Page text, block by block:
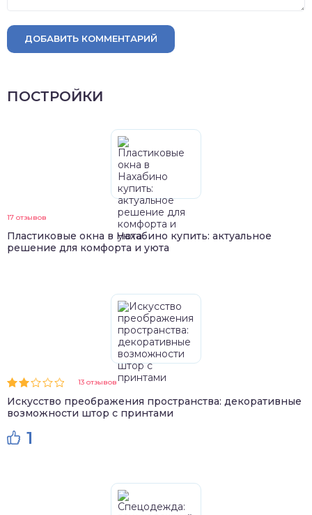
ДОБАВИТЬ КОММЕНТАРИЙ
ПОСТРОЙКИ
17 отзывов
Пластиковые окна в Нахабино купить: актуальное
решение для комфорта и уюта
13 отзывов
Искусство преображения пространства: декоративные
возможности штор с принтами
1